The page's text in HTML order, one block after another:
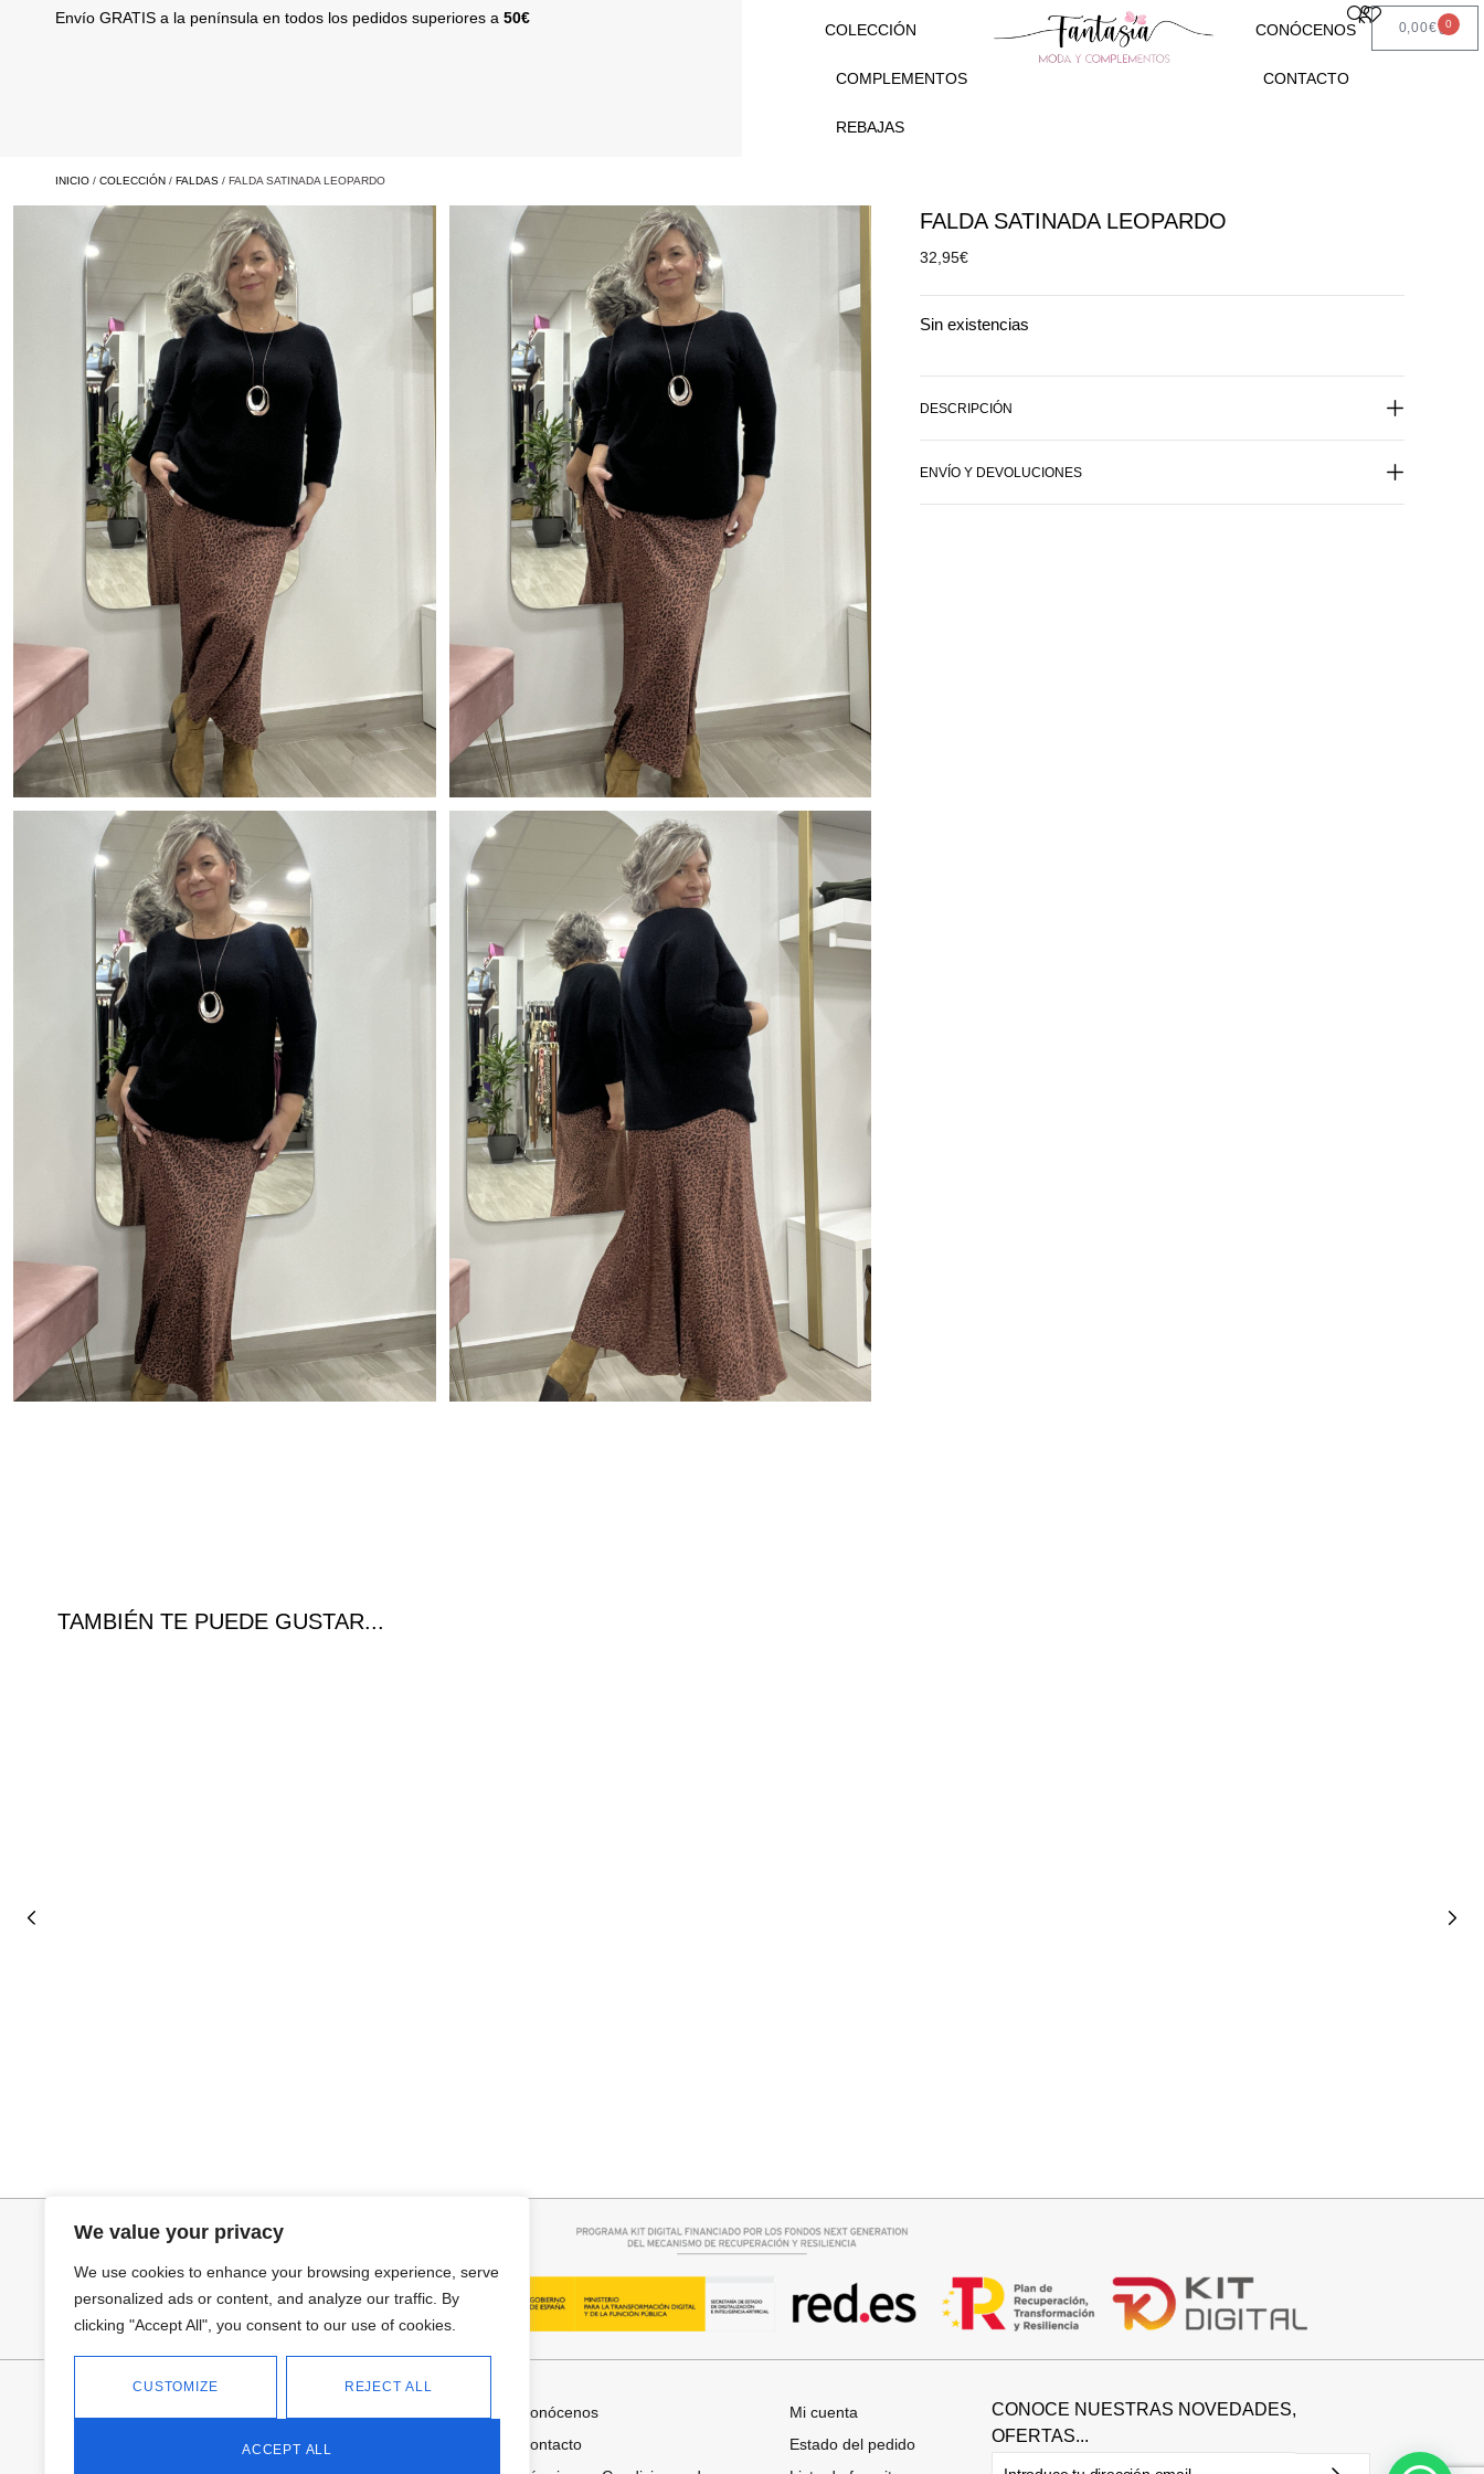
We value your privacy
We use cookies to enhance your browsing experience, serve
personalized ads or content, and analyze our traffic. By
clicking "Accept All", you consent to our use of cookies.
CUSTOMIZE REJECT ALL
ACCEPT ALL
Envío GRATIS a la península en todos los pedidos superiores a 50€
COLECCIÓN
COMPLEMENTOS
REBAJAS
CONÓCENOS
CONTACTO
0,00€ 0
INICIO / COLECCIÓN / FALDAS / FALDA SATINADA LEOPARDO
FALDA SATINADA LEOPARDO
32,95€
Sin existencias
DESCRIPCIÓN
ENVÍO Y DEVOLUCIONES
TAMBIÉN TE PUEDE GUSTAR...
FANTASÍA - TIENDA
13700 Tomelloso (Ciudad Real)
Teléfono: 618 11 75 02
Conócenos
Contacto
Mi cuenta
Estado del pedido
CONOCE NUESTRAS NOVEDADES,
OFERTAS...